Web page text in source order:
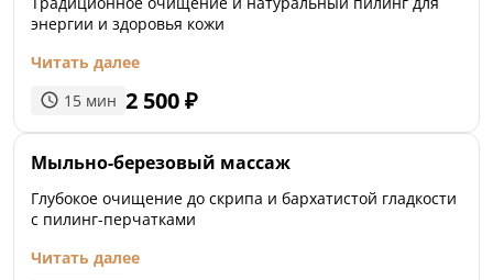
энергии и здоровья кожи
Читать далее
15 мин 2 500₽
Мыльно-березовый массаж
Глубокое очищение до скрипа и бархатистой гладкости
с пилинг-перчатками
Читать далее